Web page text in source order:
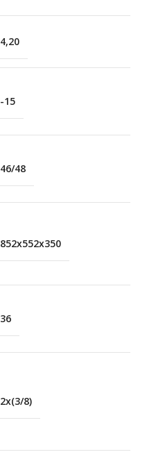
4,20
-15
46/48
852x552x350
36
2x(3/8)